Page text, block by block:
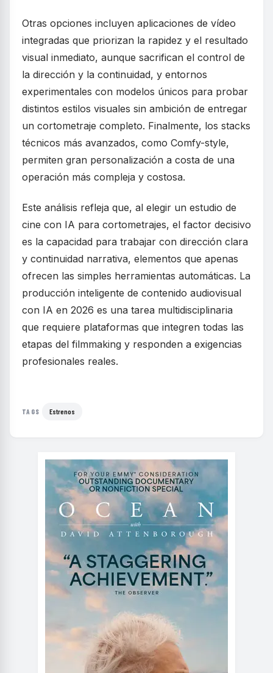
Otras opciones incluyen aplicaciones de vídeo
integradas que priorizan la rapidez y el resultado
visual inmediato, aunque sacrifican el control de
la dirección y la continuidad, y entornos
experimentales con modelos únicos para probar
distintos estilos visuales sin ambición de entregar
un cortometraje completo. Finalmente, los stacks
técnicos más avanzados, como Comfy-style,
permiten gran personalización a costa de una
operación más compleja y costosa.
Este análisis refleja que, al elegir un estudio de
cine con IA para cortometrajes, el factor decisivo
es la capacidad para trabajar con dirección clara
y continuidad narrativa, elementos que apenas
ofrecen las simples herramientas automáticas. La
producción inteligente de contenido audiovisual
con IA en 2026 es una tarea multidisciplinaria
que requiere plataformas que integren todas las
etapas del filmmaking y responden a exigencias
profesionales reales.
TAGS Estrenos